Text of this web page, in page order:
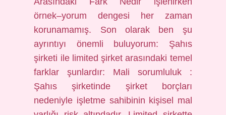
örnek–yorum dengesi her zaman
korunamamış. Son olarak ben şu
ayrıntıyı önemli buluyorum: Şahıs
şirketi ile limited şirket arasındaki temel
farklar şunlardır: Mali sorumluluk :
Şahıs şirketinde şirket borçları
nedeniyle işletme sahibinin kişisel mal